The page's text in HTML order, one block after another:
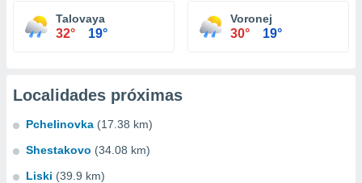
Talovaya
32° 19°
Voronej
30° 19°
Localidades próximas
Pchelinovka (17.38 km)
Shestakovo (34.08 km)
Liski (39.9 km)